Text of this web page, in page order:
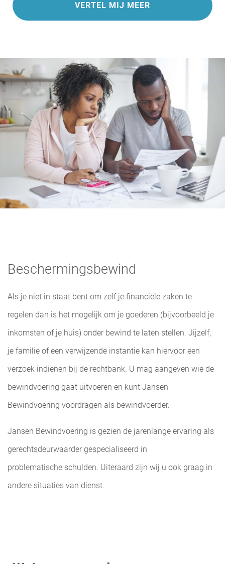
VERTEL MIJ MEER
Beschermingsbewind
Als je niet in staat bent om zelf je financiële zaken te
regelen dan is het mogelijk om je goederen (bijvoorbeeld je
inkomsten of je huis) onder bewind te laten stellen. Jijzelf,
je familie of een verwijzende instantie kan hiervoor een
verzoek indienen bij de rechtbank. U mag aangeven wie de
bewindvoering gaat uitvoeren en kunt Jansen
Bewindvoering voordragen als bewindvoerder.
Jansen Bewindvoering is gezien de jarenlange ervaring als
gerechtsdeurwaarder gespecialiseerd in
problematische schulden. Uiteraard zijn wij u ook graag in
andere situaties van dienst.